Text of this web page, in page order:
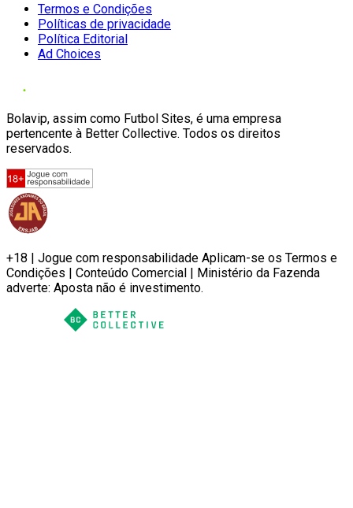
Termos e Condições
Políticas de privacidade
Política Editorial
Ad Choices
Bolavip, assim como Futbol Sites, é uma empresa
pertencente à Better Collective. Todos os direitos
reservados.
+18 | Jogue com responsabilidade Aplicam-se os Termos e
Condições | Conteúdo Comercial | Ministério da Fazenda
adverte: Aposta não é investimento.